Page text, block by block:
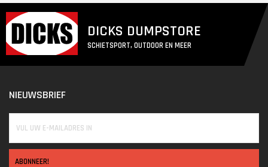
DICKS DUMPSTORE
SCHIETSPORT, OUTDOOR EN MEER
NIEUWSBRIEF
ABONNEER!